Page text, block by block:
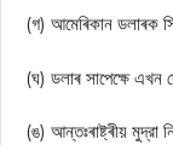
(গ) আমেৰিকান ডলাৰক
(ঘ) ডলাৰ সাপেক্ষে এখন
(ঙ) আন্তঃৰাষ্ট্ৰীয় মুদ্রা